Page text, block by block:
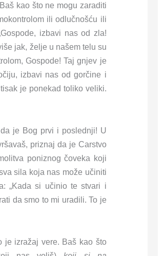
kao što ne mogu zaraditi
ili odlučnošću ili
izbavi nas od zla!
jak, želje u našem telu su
Gospode! Taj gnjev je
izbavi nas od gorčine i
je ponekad toliko veliki.
je Bog prvi i poslednji! U
priznaj da je Carstvo
poniznog čoveka koji
sila koja nas može učiniti
„Kada si učinio te stvari i
da smo to mi uradili. To je
je izražaj vere. Baš kao što